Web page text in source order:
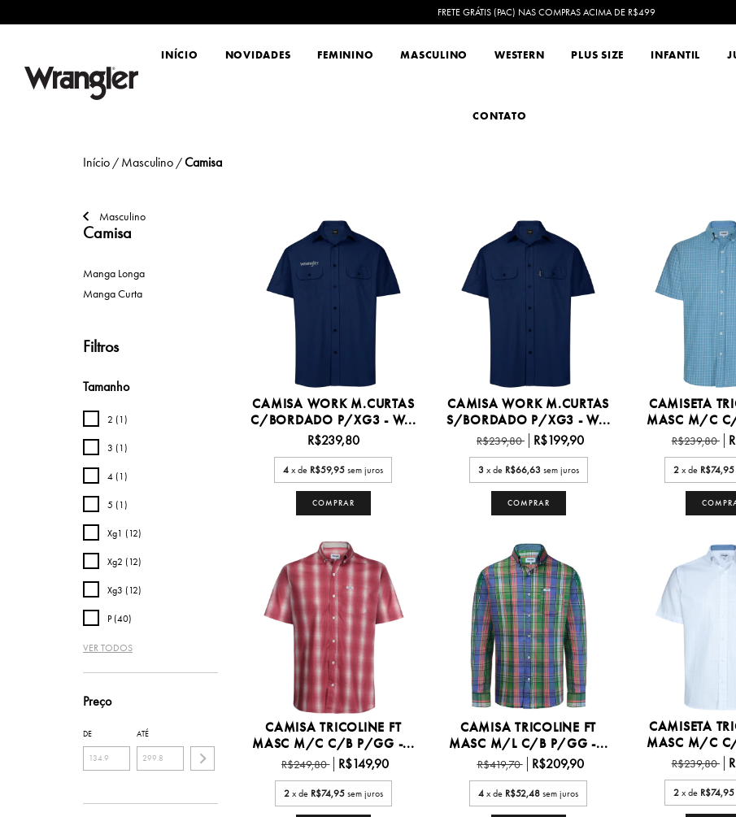
FRETE GRÁTIS (PAC) NAS COMPRAS ACIMA DE R$499
INÍCIO NOVIDADES FEMININO MASCULINO WESTERN PLUS SIZE INFANTIL
CONTATO
Início / Masculino /Camisa
Masculino
Camisa
Manga Longa
Manga Curta
Filtros
Tamanho
2 (1)
3 (1)
4 (1)
5 (1)
Xg1 (12)
Xg2 (12)
Xg3 (12)
P (40)
VER TODOS
Preço
DE ATÉ
CAMISA WORK M.CURTAS
C/BORDADO P/XG3 - W...
R$239,80
4 x de R$59,95 sem juros
COMPRAR
CAMISA WORK M.CURTAS
S/BORDADO P/XG3 - W...
R$239,80 R$199,90
3 x de R$66,63 sem juros
COMPRAR
CAMISETA
MASC M/C
R$239,80
2 x de R$74,95
CAMISA TRICOLINE FT
MASC M/C C/B P/GG -...
R$249,80 R$149,90
2 x de R$74,95 sem juros
CAMISA TRICOLINE FT
MASC M/L C/B P/GG -...
R$419,70 R$209,90
4x de R$52,48sem juros
CAMISETA
MASC M/C
R$239,80
2 x de R$74,95